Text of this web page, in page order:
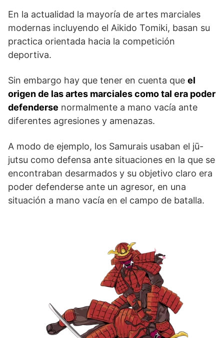
En la actualidad la mayoría de artes marciales
modernas incluyendo el Aikido Tomiki, basan su
practica orientada hacia la competición
deportiva.
Sin embargo hay que tener en cuenta que el
origen de las artes marciales como tal era poder
defenderse normalmente a mano vacía ante
diferentes agresiones y amenazas.
A modo de ejemplo, los Samurais usaban el jū-
jutsu como defensa ante situaciones en la que se
encontraban desarmados y su objetivo claro era
poder defenderse ante un agresor, en una
situación a mano vacía en el campo de batalla.